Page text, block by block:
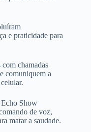
e praticidade para
com chamadas
comuniquem a
Show
de voz,
matar a saudade.